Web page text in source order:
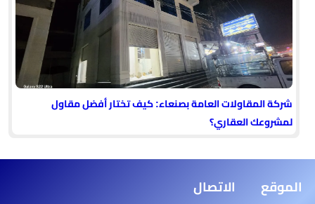
شركة المقاولات العامة بصنعاء: كيف تختار أفضل مقاول
لمشروعك العقاري؟
الموقع الاتصال